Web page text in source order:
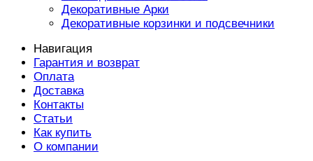
Декоративные Арки
Декоративные корзинки и подсвечники
Навигация
Гарантия и возврат
Оплата
Доставка
Контакты
Статьи
Как купить
О компании